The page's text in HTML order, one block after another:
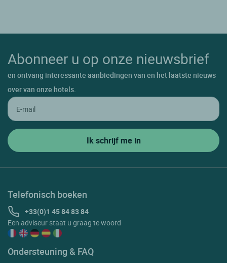
Abonneer u op onze nieuwsbrief
en ontvang interessante aanbiedingen van en het laatste nieuws
over van onze hotels.
Telefonisch boeken
+33(0)1 45 84 83 84
Een adviseur staat u graag te woord
Ondersteuning & FAQ